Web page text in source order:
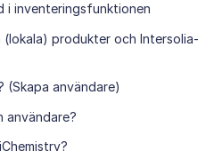
i inventeringsfunktionen
(lokala) produkter och Intersolia-
användare)
användare?